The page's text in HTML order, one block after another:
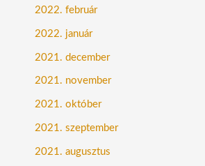
2022. február
2022. január
2021. december
2021. november
2021. október
2021. szeptember
2021. augusztus